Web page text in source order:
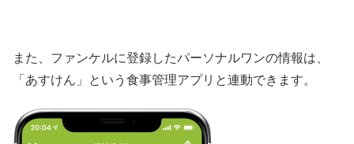
また、ファンケルに登録したパーソナルワンの情報は、
「あすけん」という食事管理アプリと連動できます。